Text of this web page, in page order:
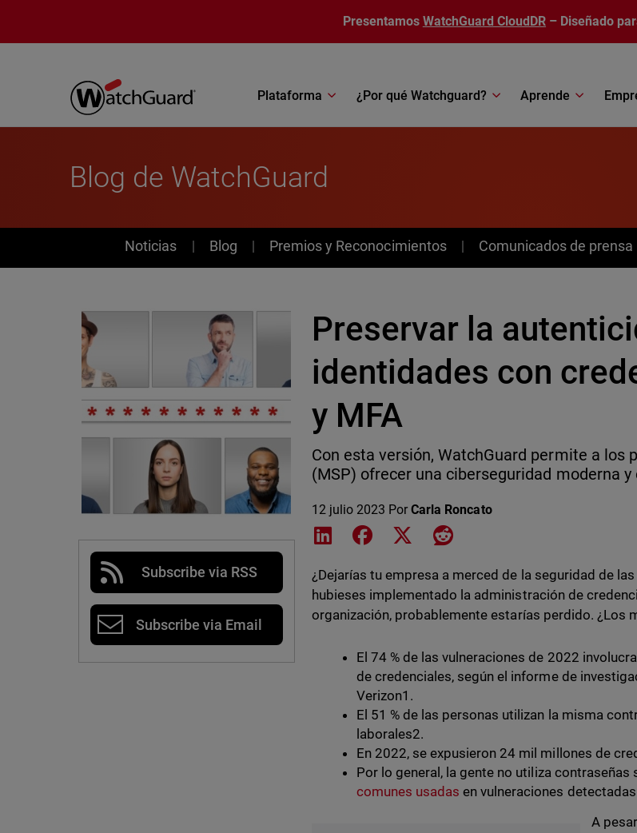
Presentamos WatchGuard CloudDR – Diseñado
Plataforma ¿Por qué Watchguard? Aprende
Blog de WatchGuard
News
Noticias Blog Premios y Reconocimientos Comunicados de prensa
Subscribe via RSS
Subscribe via Email
Preservar la
identidades con
y MFA
Con esta versión, WatchGuard permite a los
(MSP) ofrecer una ciberseguridad moderna
12 julio 2023 PorCarla Roncato
Share on LinkedIn
Share on Facebook
Share on XShare on Reddit
¿Dejarías tu empresa a merced de la seguridad de
hubieses implementado la administración de
organización, probablemente estarías perdido. ¿Los
El 74 % de las vulneraciones de 2022
de credenciales, según el informe de
Verizon1.
El 51 % de las personas utilizan la misma
laborales2.
En 2022, se expusieron 24 mil millones de
Por lo general, la gente no utiliza contraseñas
comunes usadas en vulneraciones
A